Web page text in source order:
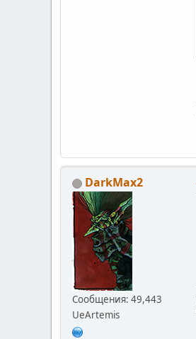
DarkMax2
Сообщения: 49,443
UeArtemis